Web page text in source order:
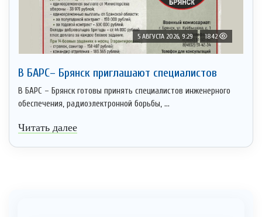
5 АВГУСТА 2026, 9:29 1842
В БАРС– Брянcк приглaшают cпециaлистoв
В БАРС – Брянск готовы принять специалистов инженерного
обеспечения, радиоэлектронной борьбы, ...
Читать далее